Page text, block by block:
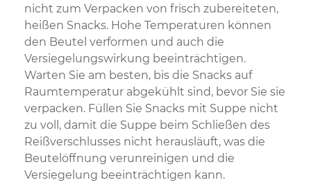
nicht zum Verpacken von frisch zubereiteten,
heißen Snacks. Hohe Temperaturen können
den Beutel verformen und auch die
Versiegelungswirkung beeinträchtigen.
Warten Sie am besten, bis die Snacks auf
Raumtemperatur abgekühlt sind, bevor Sie sie
verpacken. Füllen Sie Snacks mit Suppe nicht
zu voll, damit die Suppe beim Schließen des
Reißverschlusses nicht herausläuft, was die
Beutelöffnung verunreinigen und die
Versiegelung beeinträchtigen kann.